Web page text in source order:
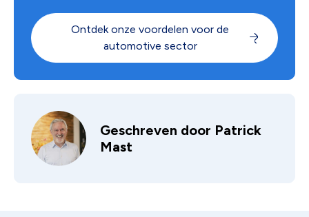
Ontdek onze voordelen voor de
automotive sector
Geschreven door Patrick
Mast